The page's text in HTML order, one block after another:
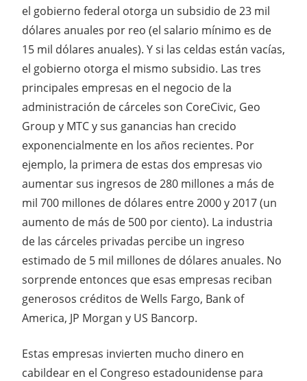
el gobierno federal otorga un subsidio de 23 mil
dólares anuales por reo (el salario mínimo es de
15 mil dólares anuales). Y si las celdas están vacías,
el gobierno otorga el mismo subsidio. Las tres
principales empresas en el negocio de la
administración de cárceles son CoreCivic, Geo
Group y MTC y sus ganancias han crecido
exponencialmente en los años recientes. Por
ejemplo, la primera de estas dos empresas vio
aumentar sus ingresos de 280 millones a más de
mil 700 millones de dólares entre 2000 y 2017 (un
aumento de más de 500 por ciento). La industria
de las cárceles privadas percibe un ingreso
estimado de 5 mil millones de dólares anuales. No
sorprende entonces que esas empresas reciban
generosos créditos de Wells Fargo, Bank of
America, JP Morgan y US Bancorp.
Estas empresas invierten mucho dinero en
cabildear en el Congreso estadounidense para